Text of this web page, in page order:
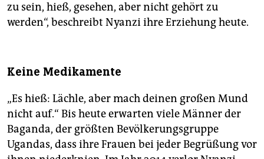
zu sein, hieß, gesehen, aber nicht gehört zu
werden“, beschreibt Nyanzi ihre Erziehung heute.
Keine Medikamente
„Es hieß: Lächle, aber mach deinen großen Mund
nicht auf.“ Bis heute erwarten viele Männer der
Baganda, der größten Bevölkerungsgruppe
Ugandas, dass ihre Frauen bei jeder Begrüßung vor